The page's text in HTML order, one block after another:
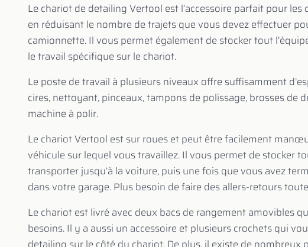
Le chariot de detailing Vertool est l’accessoire parfait pour
en réduisant le nombre de trajets que vous devez effectuer
camionnette. Il vous permet également de stocker tout
le travail spécifique sur le chariot.
Le poste de travail à plusieurs niveaux offre suffisamment
cires, nettoyant, pinceaux, tampons de polissage, brosses
machine à polir.
Le chariot Vertool est sur roues et peut être facilement
véhicule sur lequel vous travaillez. Il vous permet de stocker
transporter jusqu’à la voiture, puis une fois que vous avez
dans votre garage. Plus besoin de faire des allers-retours
Le chariot est livré avec deux bacs de rangement amovibles
besoins. Il y a aussi un accessoire et plusieurs crochets qui